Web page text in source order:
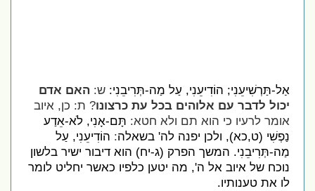
אַל-תַּרְשִׁיעֵנִי; הוֹדִיעֵנִי, עַל מַה-תְּרִיבֵנִי:ש:האם אדם
יכול לדבר עם אלוהים בכל עת כרצונו? ת: כן, איוב
אומר לרעיו כי הוא תם ולא חטא:תָּם-אָנִי, לֹא-אֵדַע
נַפְשִׁי (ט,כא), ולכן יפנה לה' בשאלה:הוֹדִיעֵנִי, עַל
מַה-תְּרִיבֵנִי. המשך הפרק (ג-יח) הוא דיבור ישיר בלשון
נוכח של איוב אל ה', מה יטען כלפיו כאשר יחליט לומר
לו את טענותיו.